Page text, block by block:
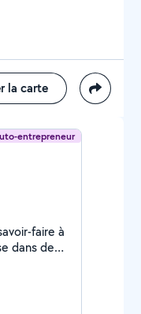
la carte
entrepreneur
faire à
dans de